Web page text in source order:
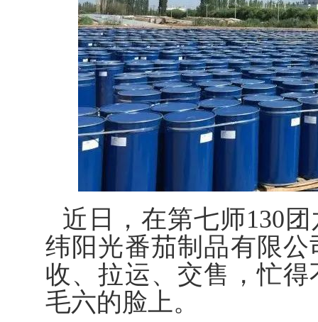
近日，在第七师130
纬阳光番茄制品有限
收、拉运、交售，忙
毛六的脸上。